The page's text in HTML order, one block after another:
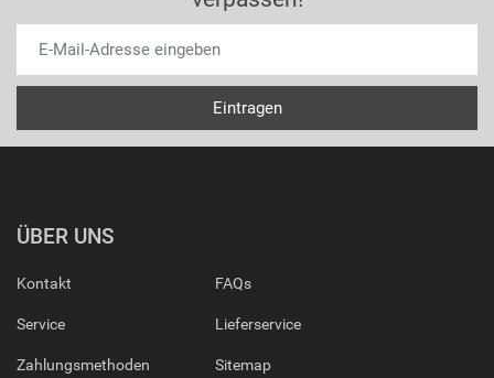
ÜBER UNS
Kontakt
Service
Zahlungsmethoden
FAQs
Lieferservice
Sitemap